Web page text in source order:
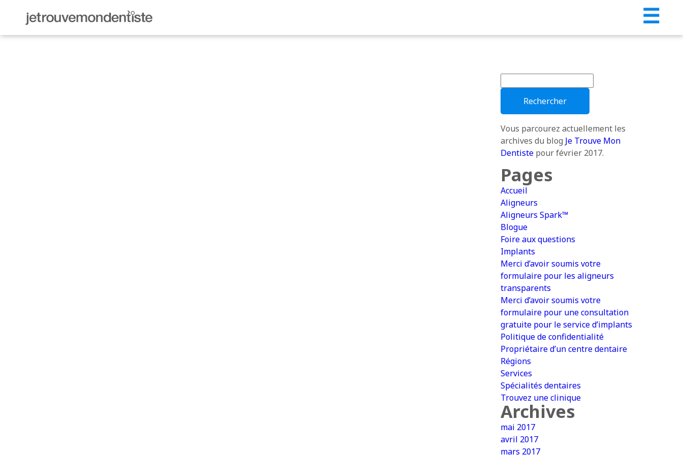
☰
Vous parcourez actuellement les
archives du blog Je Trouve Mon
Dentiste pour février 2017.
Pages
Accueil
Aligneurs
Aligneurs Spark™
Blogue
Foire aux questions
Implants
Merci d’avoir soumis votre
formulaire pour les aligneurs
transparents
Merci d’avoir soumis votre
formulaire pour une consultation
gratuite pour le service d’implants
Politique de confidentialité
Propriétaire d’un centre dentaire
Régions
Services
Spécialités dentaires
Trouvez une clinique
Archives
mai 2017
avril 2017
mars 2017